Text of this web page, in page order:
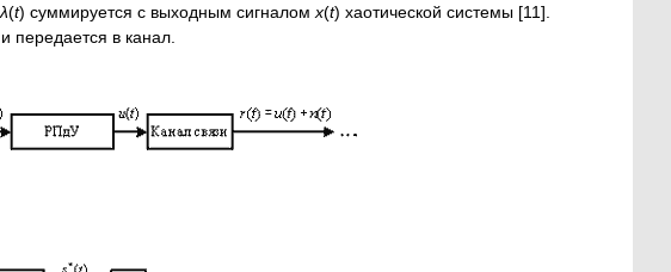
λ(t) суммируется с выходным сигналом x(t) хаотической системы [11].
передается в канал.